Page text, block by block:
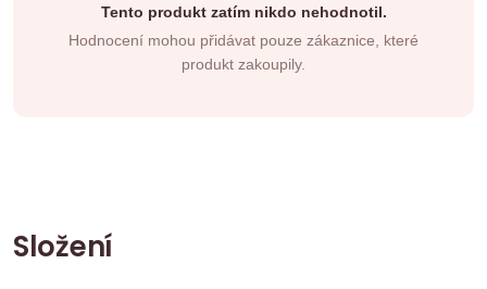
Tento produkt zatím nikdo nehodnotil.
Hodnocení mohou přidávat pouze zákaznice, které
produkt zakoupily.
Složení